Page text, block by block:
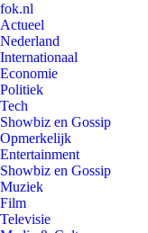
fok.nl
Actueel
Nederland
Internationaal
Economie
Politiek
Tech
Showbiz en Gossip
Opmerkelijk
Entertainment
Showbiz en Gossip
Muziek
Film
Televisie